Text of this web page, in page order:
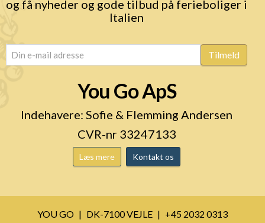
og få nyheder og gode tilbud på ferieboliger i
Italien
email (Påkrævet) Tilmeld
You Go ApS
Indehavere: Sofie & Flemming Andersen
CVR-nr 33247133
Læs mere Kontakt os
YOU GO DK-7100 VEJLE
+45 2032 0313